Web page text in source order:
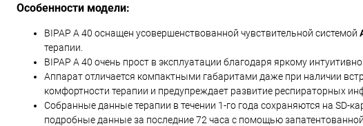
Особенности модели:
BIPAP A 40 оснащен усовершенствованной чувствительной системой
терапии.
BIPAP A 40 очень прост в эксплуатации благодаря яркому
Аппарат отличается компактными габаритами даже при наличии
комфортности терапии и предупреждает развитие респираторных
Собранные данные терапии в течении 1-го года сохраняются на
подробные данные за последние 72 часа с помощью